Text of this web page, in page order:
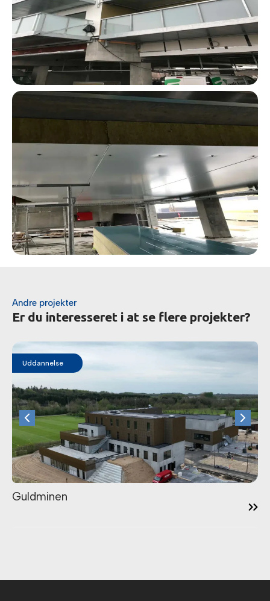
Andre projekter
Er du interesseret i at se flere projekter?
Uddannelse
12:18
Guldminen